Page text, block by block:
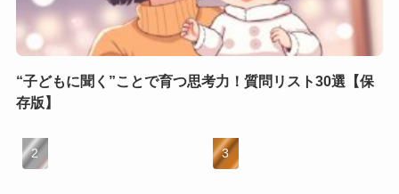
“子どもに聞く”ことで育つ思考力！質問リスト30選【保
存版】